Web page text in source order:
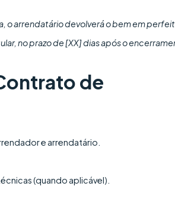
o arrendatário devolverá o bem em
no prazo de [XX] dias após o
de
e arrendatário.
(quando aplicável).